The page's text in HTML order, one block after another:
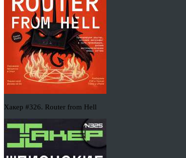
Хакер #326. Router from Hell